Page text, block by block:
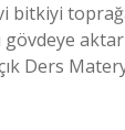
bitkiyi
Ders